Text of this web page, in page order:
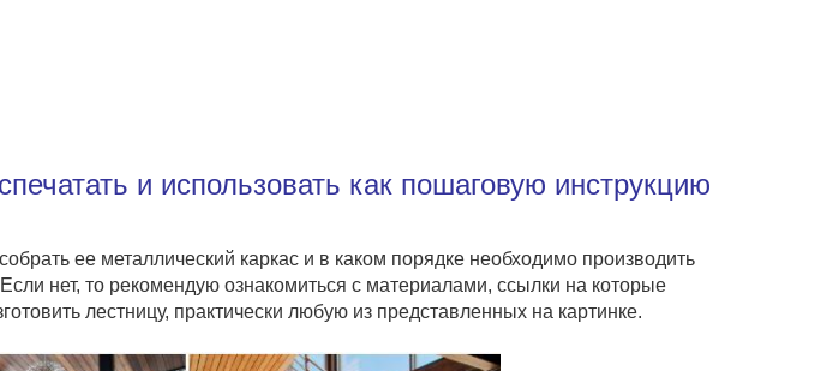
и использовать как пошаговую инструкцию
ее металлический каркас и в каком порядке необходимо производить
нет, то рекомендую ознакомиться с материалами, ссылки на которые
лестницу, практически любую из представленных на картинке.